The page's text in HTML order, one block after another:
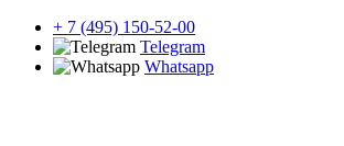
+ 7 (495) 150-52-00
Telegram
Whatsapp